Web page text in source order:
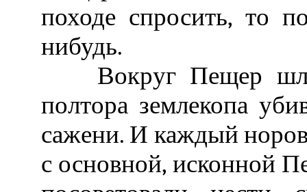
походе спросить, то
нибудь.
Вокруг Пещер шло
полтора землекопа
сажени. И каждый
с основной, исконной